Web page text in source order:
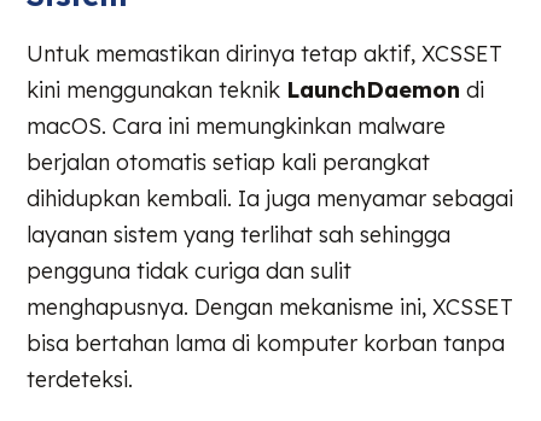
Untuk memastikan dirinya tetap aktif, XCSSET
kini menggunakan teknik LaunchDaemon di
macOS. Cara ini memungkinkan malware
berjalan otomatis setiap kali perangkat
dihidupkan kembali. Ia juga menyamar sebagai
layanan sistem yang terlihat sah sehingga
pengguna tidak curiga dan sulit
menghapusnya. Dengan mekanisme ini, XCSSET
bisa bertahan lama di komputer korban tanpa
terdeteksi.